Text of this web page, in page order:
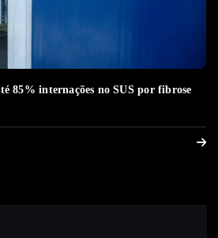
85% internações no SUS por fibrose